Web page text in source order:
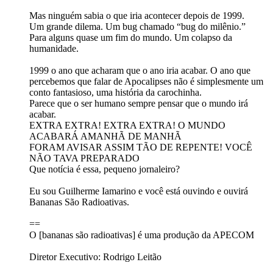
Mas ninguém sabia o que iria acontecer depois de 1999.
Um grande dilema. Um bug chamado “bug do milênio.”
Para alguns quase um fim do mundo. Um colapso da
humanidade.
1999 o ano que acharam que o ano iria acabar. O ano que
percebemos que falar de Apocalipses não é simplesmente um
conto fantasioso, uma história da carochinha.
Parece que o ser humano sempre pensar que o mundo irá
acabar.
EXTRA EXTRA! EXTRA EXTRA! O MUNDO
ACABARÁ AMANHÃ DE MANHÃ
FORAM AVISAR ASSIM TÃO DE REPENTE! VOCÊ
NÃO TAVA PREPARADO
Que notícia é essa, pequeno jornaleiro?
Eu sou Guilherme Iamarino e você está ouvindo e ouvirá
Bananas São Radioativas.
==
O [bananas são radioativas] é uma produção da APECOM
Diretor Executivo: Rodrigo Leitão